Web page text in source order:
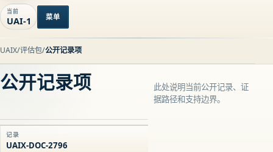
当前
UAI-1 菜单
UAIX/评估包/公开记录项
公开记录项
此处说明当前公开记录、证
据路径和支持边界。
记录
UAIX-DOC-2796